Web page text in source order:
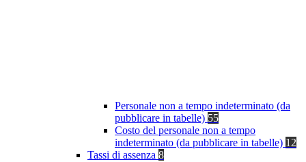
Personale non a tempo indeterminato (da
pubblicare in tabelle) 55
Costo del personale non a tempo
indeterminato (da pubblicare in tabelle) 12
Tassi di assenza 8